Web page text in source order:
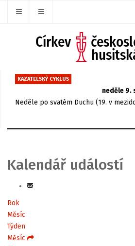
KAZATELSKÝ CYKLUS
neděle 9.
Neděle po svatém Duchu (19. v
Kalendář událostí
Rok
Měsíc
Týden
Měsíc